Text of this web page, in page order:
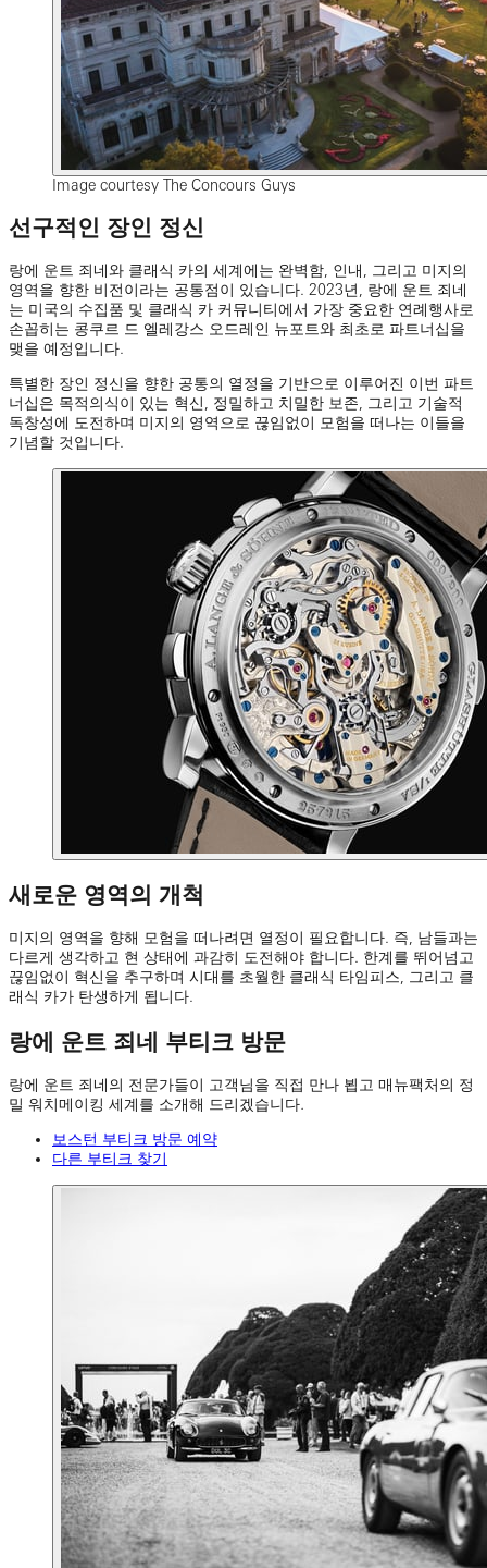
Image courtesy The Concours Guys
선구적인 장인 정신
랑에 운트 죄네와 클래식 카의 세계에는 완벽함, 인내, 그리고 미지의
영역을 향한 비전이라는 공통점이 있습니다. 2023년, 랑에 운트 죄네
는 미국의 수집품 및 클래식 카 커뮤니티에서 가장 중요한 연례행사로
손꼽히는 콩쿠르 드 엘레강스 오드레인 뉴포트와 최초로 파트너십을
맺을 예정입니다.
특별한 장인 정신을 향한 공통의 열정을 기반으로 이루어진 이번 파트
너십은 목적의식이 있는 혁신, 정밀하고 치밀한 보존, 그리고 기술적
독창성에 도전하며 미지의 영역으로 끊임없이 모험을 떠나는 이들을
기념할 것입니다.
새로운 영역의 개척
미지의 영역을 향해 모험을 떠나려면 열정이 필요합니다. 즉, 남들과는
다르게 생각하고 현 상태에 과감히 도전해야 합니다. 한계를 뛰어넘고
끊임없이 혁신을 추구하며 시대를 초월한 클래식 타임피스, 그리고 클
래식 카가 탄생하게 됩니다.
랑에 운트 죄네 부티크 방문
랑에 운트 죄네의 전문가들이 고객님을 직접 만나 뵙고 매뉴팩처의 정
밀 워치메이킹 세계를 소개해 드리겠습니다.
보스턴 부티크 방문 예약
다른 부티크 찾기